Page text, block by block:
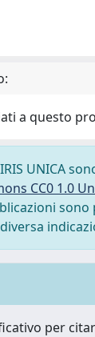
a questo
UNICA
CC0 1.0
per